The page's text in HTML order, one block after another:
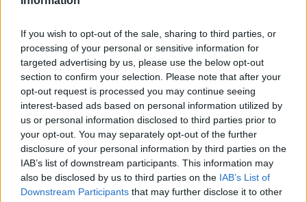
If you wish to opt-out of the sale, sharing to third parties, or
processing of your personal or sensitive information for
targeted advertising by us, please use the below opt-out
section to confirm your selection. Please note that after your
opt-out request is processed you may continue seeing
interest-based ads based on personal information utilized by
us or personal information disclosed to third parties prior to
your opt-out. You may separately opt-out of the further
disclosure of your personal information by third parties on the
IAB’s list of downstream participants. This information may
also be disclosed by us to third parties on the IAB’s List of
Downstream Participants that may further disclose it to other
Hozzászólások
Egy újításnak hála ingyen
tolhatjuk co-opban a Ghost
Recon: Breakpointot